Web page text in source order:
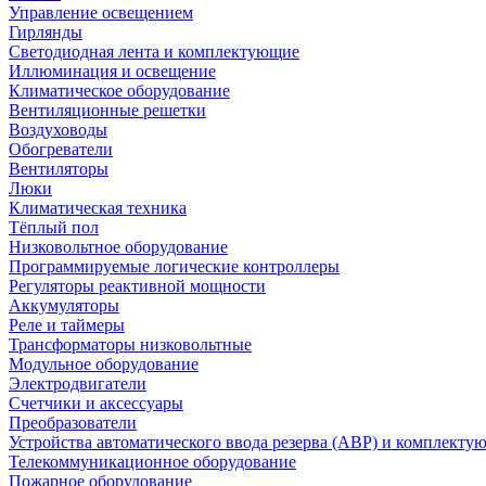
Управление освещением
Гирлянды
Светодиодная лента и комплектующие
Иллюминация и освещение
Климатическое оборудование
Вентиляционные решетки
Воздуховоды
Обогреватели
Вентиляторы
Люки
Климатическая техника
Тёплый пол
Низковольтное оборудование
Программируемые логические контроллеры
Регуляторы реактивной мощности
Аккумуляторы
Реле и таймеры
Трансформаторы низковольтные
Модульное оборудование
Электродвигатели
Счетчики и аксессуары
Преобразователи
Устройства автоматического ввода резерва (АВР) и
Телекоммуникационное оборудование
Пожарное оборудование